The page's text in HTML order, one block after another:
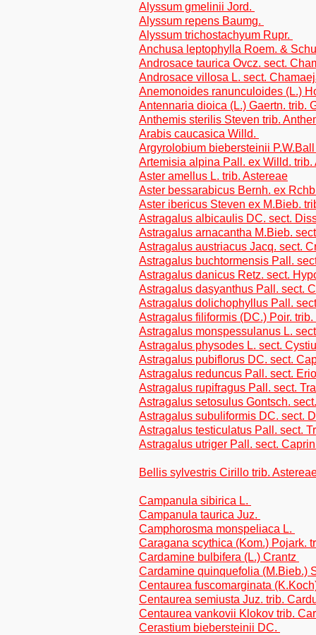
Alyssum gmelinii Jord.
Alyssum repens Baumg.
Alyssum trichostachyum Rupr.
Anchusa leptophylla Roem. &
Androsace taurica Ovcz. sect.
Androsace villosa L. sect.
Anemonoides ranunculoides (L.)
Antennaria dioica (L.) Gaertn. trib.
Anthemis sterilis Steven trib.
Arabis caucasica Willd.
Argyrolobium biebersteinii
Artemisia alpina Pall. ex Willd. trib.
Aster amellus L. trib. Astereae
Aster bessarabicus Bernh. ex
Aster ibericus Steven ex M.Bieb.
Astragalus albicaulis DC. sect.
Astragalus arnacantha M.Bieb.
Astragalus austriacus Jacq. sect.
Astragalus buchtormensis Pall.
Astragalus danicus Retz. sect.
Astragalus dasyanthus Pall. sect.
Astragalus dolichophyllus Pall.
Astragalus filiformis (DC.) Poir.
Astragalus monspessulanus L.
Astragalus physodes L. sect.
Astragalus pubiflorus DC. sect.
Astragalus reduncus Pall. sect.
Astragalus rupifragus Pall. sect.
Astragalus setosulus Gontsch.
Astragalus subuliformis DC. sect.
Astragalus testiculatus Pall. sect.
Astragalus utriger Pall. sect.
Bellis sylvestris Cirillo trib.
Campanula sibirica L.
Campanula taurica Juz.
Camphorosma monspeliaca L.
Caragana scythica (Kom.) Pojark.
Cardamine bulbifera (L.) Crantz
Cardamine quinquefolia (M.Bieb.)
Centaurea fuscomarginata
Centaurea semiusta Juz. trib.
Centaurea vankovii Klokov trib.
Cerastium biebersteinii DC.